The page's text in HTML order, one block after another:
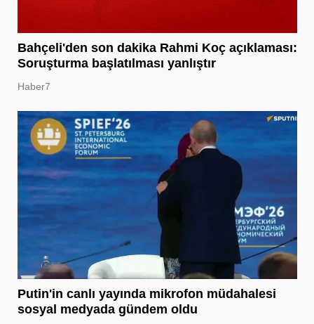
Bahçeli'den son dakika Rahmi Koç açıklaması:
Soruşturma başlatılması yanlıştır
Haber7
Putin'in canlı yayında mikrofon müdahalesi
sosyal medyada gündem oldu